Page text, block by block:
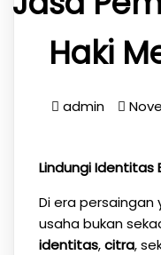
Haki
admin
Lindungi Identitas
Di era
usaha bukan
identitas,citra,